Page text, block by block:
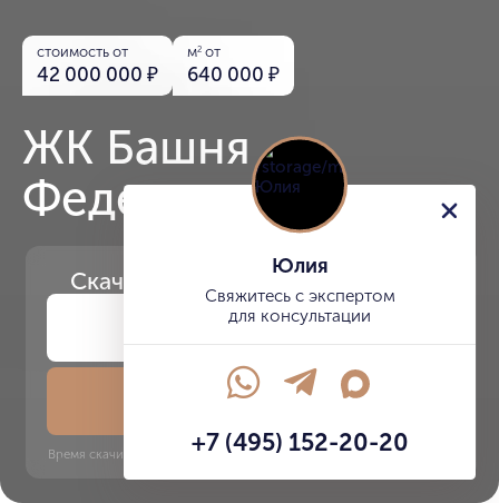
стоимость от
42 000 000₽
м2 от
640 000₽
ЖК Башня
Федерация
Скачайте презентацию проекта
Скачать презентацию
Время скачивания: 6 секунд | PDF, 13 MB | Обновлён 3 июня 2022
Юлия
Свяжитесь с экспертом
для консультации
+7 (495) 152-20-20